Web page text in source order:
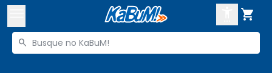

Buscar produtos
